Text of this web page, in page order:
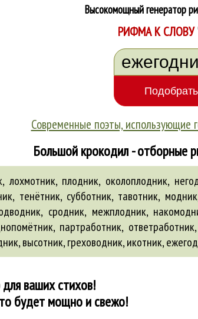
Высокомощный генератор
РИФМА К СЛОВУ
Современные поэты, использующие
Большой крокодил - отборные
лохмотник, плодник, околоплодник,
тенётник, субботник, тавотник,
сродник, межплодник,
партработник,
,высотник,греховодник,икотник,
ваших стихов!
будет мощно и свежо!